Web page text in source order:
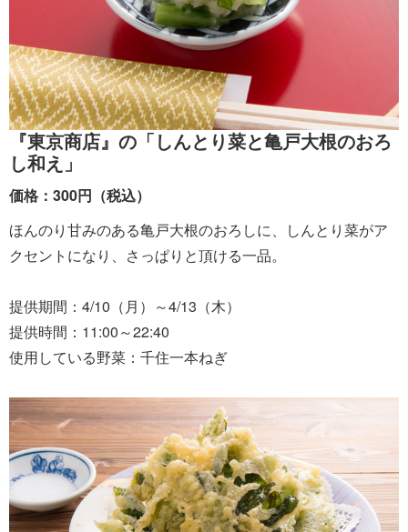
『東京商店』の「しんとり菜と亀戸大根のおろ
し和え」
価格：300円（税込）
ほんのり甘みのある亀戸大根のおろしに、しんとり菜がア
クセントになり、さっぱりと頂ける一品。
提供期間：4/10（月）～4/13（木）
提供時間：11:00～22:40
使用している野菜：千住一本ねぎ